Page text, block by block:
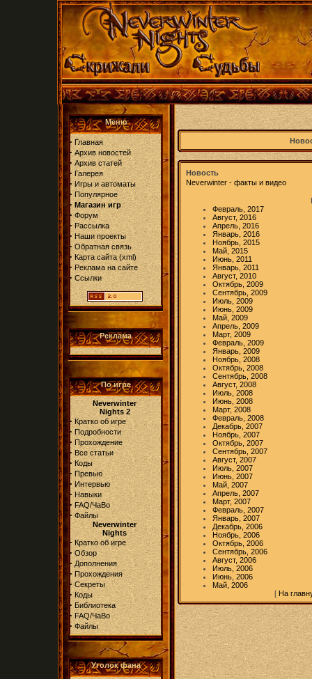
Меню
· Главная
· Архив новостей
· Архив статей
· Галерея
· Игры и автоматы
· Популярное
· Магазин игр
· Форум
· Рассылка
· Наши проекты
· Обратная связь
· Карта сайта(xml)
· Реклама на сайте
· Ссылки
Реклама
По игре
Neverwinter
Nights 2
· Кратко об игре
· Подробности
· Прохождение
· Все статьи
· Коды
· Превью
· Интервью
· Навыки
· FAQ/ЧаВо
· Файлы
Neverwinter
Nights
· Кратко об игре
· Обзор
· Дополнения
· Прохождения
· Секреты
· Коды
· Библиотека
· FAQ/ЧаВо
· Файлы
Уголок фана
Новость
Neverwinter - факты и видео
Февраль, 2017
Август, 2016
Апрель, 2016
Январь, 2016
Ноябрь, 2015
Май, 2015
Июнь, 2011
Январь, 2011
Август, 2010
Октябрь, 2009
Сентябрь, 2009
Июль, 2009
Июнь, 2009
Май, 2009
Апрель, 2009
Март, 2009
Февраль, 2009
Январь, 2009
Ноябрь, 2008
Октябрь, 2008
Сентябрь, 2008
Август, 2008
Июль, 2008
Июнь, 2008
Март, 2008
Февраль, 2008
Декабрь, 2007
Ноябрь, 2007
Октябрь, 2007
Сентябрь, 2007
Август, 2007
Июль, 2007
Июнь, 2007
Май, 2007
Апрель, 2007
Март, 2007
Февраль, 2007
Январь, 2007
Декабрь, 2006
Ноябрь, 2006
Октябрь, 2006
Сентябрь, 2006
Август, 2006
Июль, 2006
Июнь, 2006
Май, 2006
[ На